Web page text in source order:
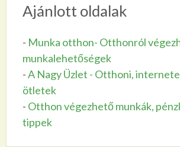
Ajánlott oldalak
- Munka otthon- Otthonról
munkalehetőségek
-A Nagy Üzlet - Otthoni,
ötletek
- Otthon végezhető munkák,
tippek